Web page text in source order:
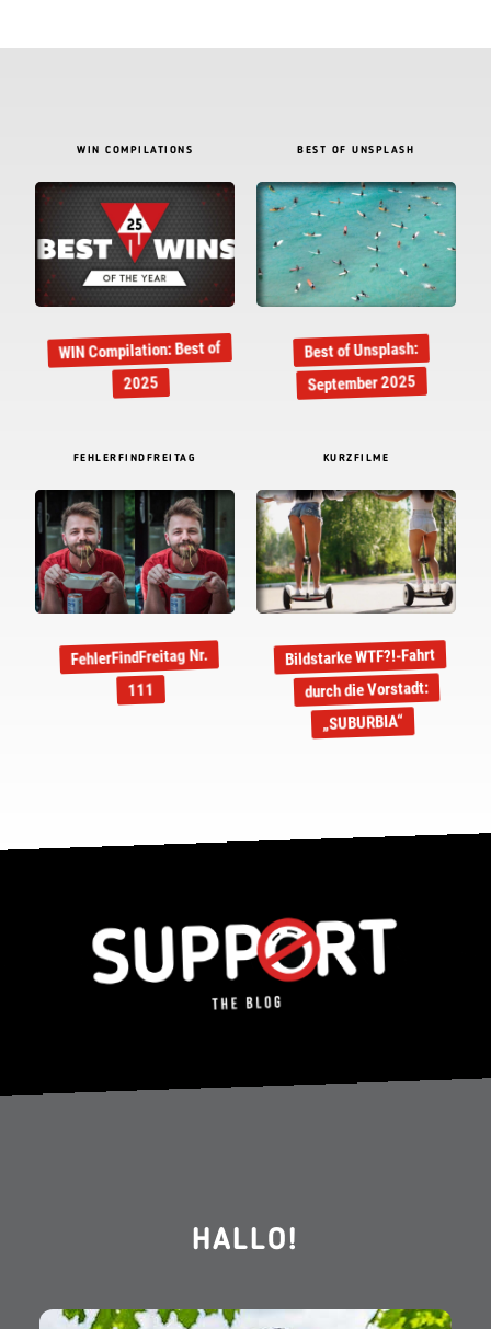
WIN COMPILATIONS
WIN Compilation: Best of
2025
BEST OF UNSPLASH
Best of Unsplash:
September 2025
FEHLERFINDFREITAG
FehlerFindFreitag Nr.
111
KURZFILME
Bildstarke WTF?!-Fahrt
durch die Vorstadt:
„SUBURBIA“
HALLO!